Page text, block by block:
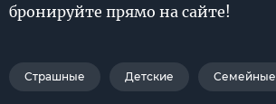
бронируйте прямо на сайте!
Страшные Детские Семейные